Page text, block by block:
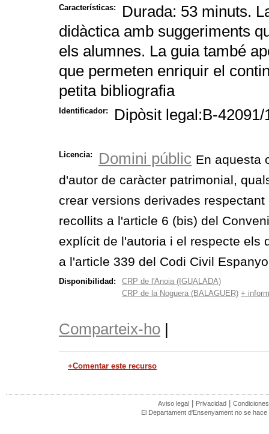
Características:
Durada: 53 minuts.
didàctica amb suggeriments
els alumnes. La guia també
que permeten enriquir el
petita bibliografia
Identificador: Dipòsit legal:B-42091/
Licencia: Domini públic En aquesta
d'autor de caràcter patrimonial,
crear versions derivades
recollits a l'article 6 (bis) del
explícit de l'autoria i el respecte els
a l'article 339 del Codi Civil
Disponibilidad:
CRP de l'Anoia (IGUALADA)
CRP de la Noguera (BALAGUER) +
Comparteix-ho |
+Comentar este recurso
Aviso legal | Privacidad |
El Departament d'Ensenyament no se